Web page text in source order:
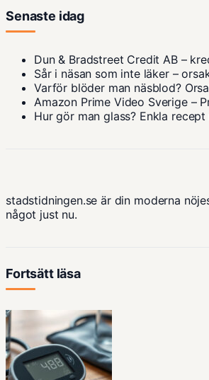
Senaste idag
Dun & Bradstreet Credit AB –
Sår i näsan som inte läker –
Varför blöder man näsblod?
Amazon Prime Video Sverige –
Hur gör man glass? Enkla
stadstidningen.se är din moderna
något just nu.
Fortsätt läsa